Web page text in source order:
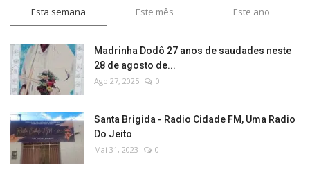
Esta semana Este mês Este ano
Madrinha Dodô 27 anos de saudades neste
28 de agosto de...
Ago 27, 2025 0
Santa Brigida - Radio Cidade FM, Uma Radio
Do Jeito
Mai 31, 2023 0